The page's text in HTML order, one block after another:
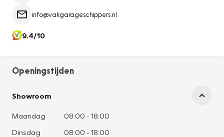
info@vakgarageschippers.nl
9.4/10
Openingstijden
Showroom
Maandag 08:00 - 18:00
Dinsdag
08:00 - 18:00